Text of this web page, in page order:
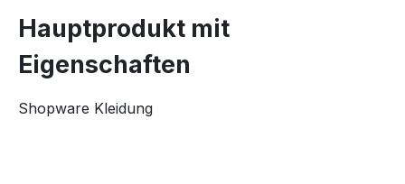
Hauptprodukt mit
Eigenschaften
Shopware Kleidung